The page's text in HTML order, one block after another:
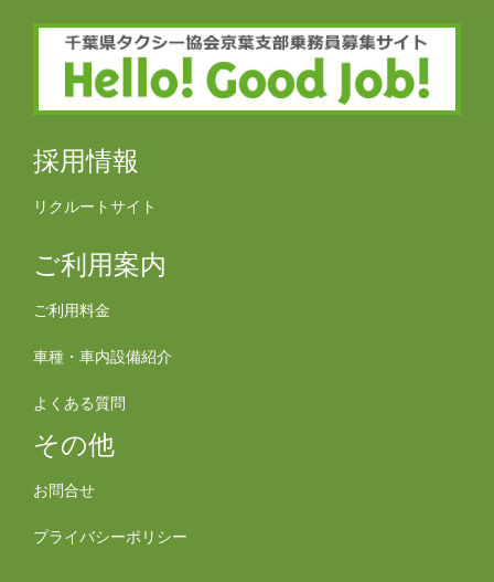
採用情報
リクルートサイト
ご利用案内
ご利用料金
車種・車内設備紹介
よくある質問
その他
お問合せ
プライバシーポリシー